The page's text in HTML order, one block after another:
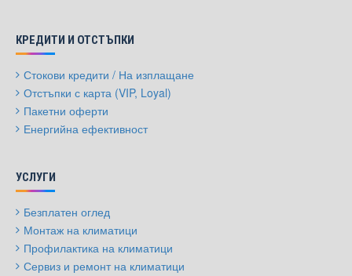
КРЕДИТИ И ОТСТЪПКИ
Стокови кредити / На изплащане
Отстъпки с карта (VIP, Loyal)
Пакетни оферти
Енергийна ефективност
УСЛУГИ
Безплатен оглед
Монтаж на климатици
Профилактика на климатици
Сервиз и ремонт на климатици